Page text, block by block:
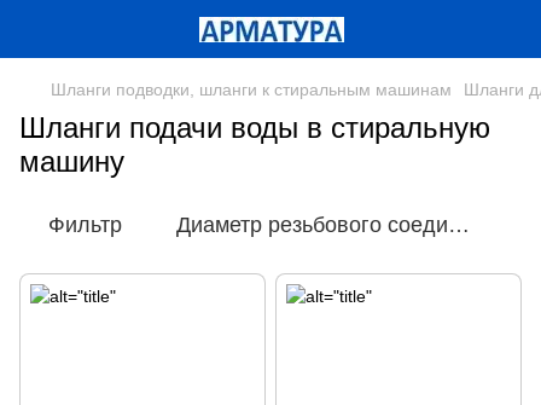
Шланги подводки, шланги к стиральным машинам Шланги
Шланги подачи воды в стиральную
машину
Фильтр Диаметр резьбового соединения